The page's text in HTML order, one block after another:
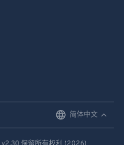
简体中文